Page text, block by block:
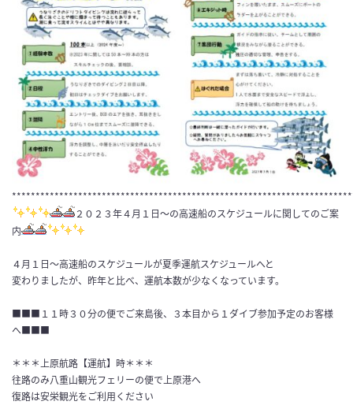
２０２３年４月１日～の高速船のスケジュールに関してのご案
内
４月１日～高速船のスケジュールが夏季運航スケジュールへと
変わりましたが、昨年と比べ、運航本数が少なくなっています。
■■■１１時３０分の便でご来島後、３本目から１ダイブ参加予定のお客様
へ■■■
＊＊＊上原航路【運航】時＊＊＊
往路のみ八重山観光フェリーの便で上原港へ
復路は安栄観光をご利用ください